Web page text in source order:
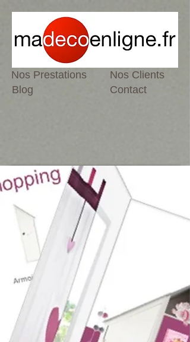
Blog
Nos Prestations
Contact
Nos Clients